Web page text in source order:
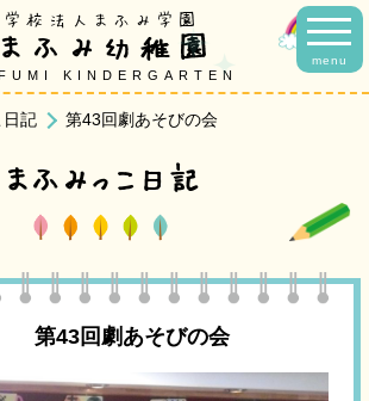
menu
学校法人まふみ学園
まふみ幼稚園
KINDERGARTEN
日記 第43回劇あそびの会
まふみっこ日記
第43回劇あそびの会